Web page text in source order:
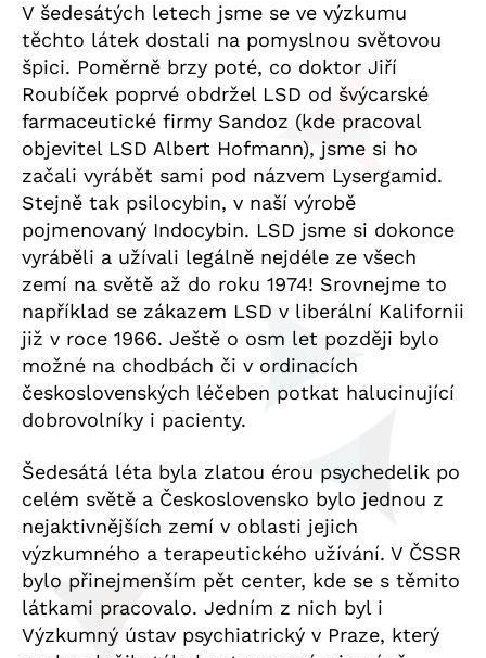
V šedesátých letech jsme se ve výzkumu
těchto látek dostali na pomyslnou světovou
špici. Poměrně brzy poté, co doktor Jiří
Roubíček poprvé obdržel LSD od švýcarské
farmaceutické firmy Sandoz (kde pracoval
objevitel LSD Albert Hofmann), jsme si ho
začali vyrábět sami pod názvem Lysergamid.
Stejně tak psilocybin, v naší výrobě
pojmenovaný Indocybin. LSD jsme si dokonce
vyráběli a užívali legálně nejdéle ze všech
zemí na světě až do roku 1974! Srovnejme to
například se zákazem LSD v liberální Kalifornii
již v roce 1966. Ještě o osm let později bylo
možné na chodbách či v ordinacích
československých léčeben potkat halucinující
dobrovolníky i pacienty.
Šedesátá léta byla zlatou érou psychedelik po
celém světě a Československo bylo jednou z
nejaktivnějších zemí v oblasti jejich
výzkumného a terapeutického užívání. V ČSSR
bylo přinejmenším pět center, kde se s těmito
látkami pracovalo. Jedním z nich byl i
Výzkumný ústav psychiatrický v Praze, který